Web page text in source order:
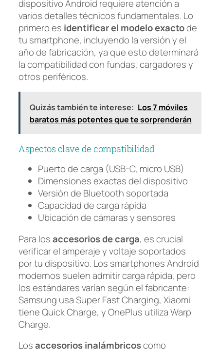
dispositivo Android requiere atención a
varios detalles técnicos fundamentales. Lo
primero es identificar el modelo exactode
tu smartphone, incluyendo la versión y el
año de fabricación, ya que esto determinará
la compatibilidad con fundas, cargadores y
otros periféricos.
Quizás también te interese: Los 7 móviles
baratos más potentes que te sorprenderán
Aspectos clave de compatibilidad
Puerto de carga (USB-C, micro USB)
Dimensiones exactas del dispositivo
Versión de Bluetooth soportada
Capacidad de carga rápida
Ubicación de cámaras y sensores
Para losaccesorios de carga, es crucial
verificar el amperaje y voltaje soportados
por tu dispositivo. Los smartphones Android
modernos suelen admitir carga rápida, pero
los estándares varían según el fabricante:
Samsung usa Super Fast Charging, Xiaomi
tiene Quick Charge, y OnePlus utiliza Warp
Charge.
Losaccesorios inalámbricoscomo